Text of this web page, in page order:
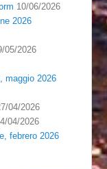
10/06/2026
2026
05/2026
maggio 2026
04/2026
04/2026
febrero 2026